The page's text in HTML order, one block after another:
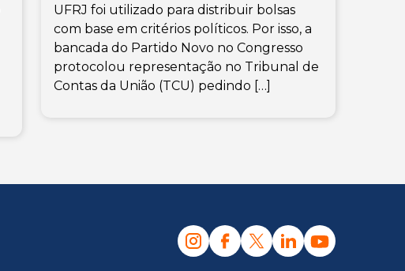
UFRJ foi utilizado para distribuir bolsas
com base em critérios políticos. Por isso, a
bancada do Partido Novo no Congresso
protocolou representação no Tribunal de
Contas da União (TCU) pedindo […]